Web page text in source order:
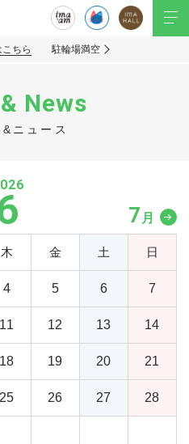
ちら 駐輪場満空
News
ニュース
7 月
木 金 土 日
4 5 6 7
11 12 13 14
18 19 20 21
25 26 27 28